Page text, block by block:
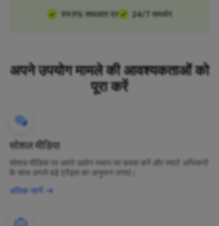
99.9% सफलता दर
24/7 समर्थन
अपने उपयोग मामले की आवश्यकताओं को
पूरा करें
सोशल मीडिया
सोशल मीडिया पर अपने उद्योग स्थान पर कब्जा करें और स्मार्ट अभियानों
के साथ अगले बड़े ट्रेंड्स का अनुमान लगाएं।
अधिक जानें